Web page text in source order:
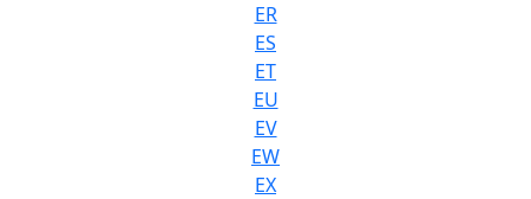
ER
ES
ET
EU
EV
EW
EX